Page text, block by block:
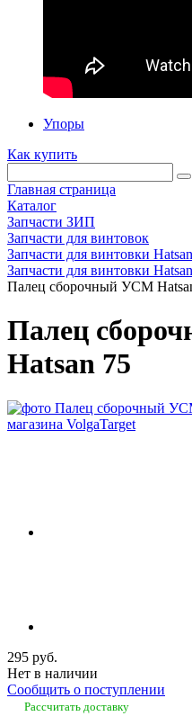
Упоры
Как купить
Главная страница
Каталог
Запчасти ЗИП
Запчасти для винтовок
Запчасти для винтовки Hatsan
Запчасти для винтовки
Палец сборочный УСМ
Палец
Hatsan 75
295 руб.
Нет в наличии
Сообщить о поступлении
Рассчитать доставку